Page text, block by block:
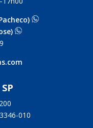
010